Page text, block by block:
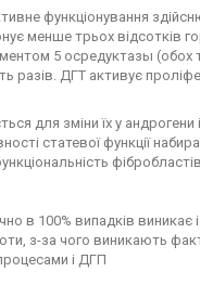
функціонування
менше трьох відсотків
5 осредуктазы (обох
разів. ДГТ активує
для зміни їх у
статевої функції
100% випадків виникає і
з-за чого виникають
і ДГП